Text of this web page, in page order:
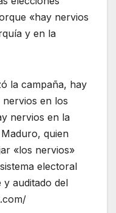
«hay nervios
y en la
la campaña, hay
en los
nervios en la
quien
«los nervios»
electoral
auditado del